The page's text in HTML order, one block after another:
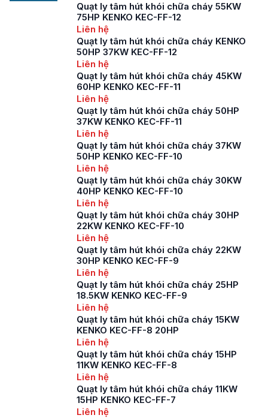
Quạt ly tâm hút khói chữa cháy 55KW
75HP KENKO KEC-FF-12
Liên hệ
Quạt ly tâm hút khói chữa cháy KENKO
50HP 37KW KEC-FF-12
Liên hệ
Quạt ly tâm hút khói chữa cháy 45KW
60HP KENKO KEC-FF-11
Liên hệ
Quạt ly tâm hút khói chữa cháy 50HP
37KW KENKO KEC-FF-11
Liên hệ
Quạt ly tâm hút khói chữa cháy 37KW
50HP KENKO KEC-FF-10
Liên hệ
Quạt ly tâm hút khói chữa cháy 30KW
40HP KENKO KEC-FF-10
Liên hệ
Quạt ly tâm hút khói chữa cháy 30HP
22KW KENKO KEC-FF-10
Liên hệ
Quạt ly tâm hút khói chữa cháy 22KW
30HP KENKO KEC-FF-9
Liên hệ
Quạt ly tâm hút khói chữa cháy 25HP
18.5KW KENKO KEC-FF-9
Liên hệ
Quạt ly tâm hút khói chữa cháy 15KW
KENKO KEC-FF-8 20HP
Liên hệ
Quạt ly tâm hút khói chữa cháy 15HP
11KW KENKO KEC-FF-8
Liên hệ
Quạt ly tâm hút khói chữa cháy 11KW
15HP KENKO KEC-FF-7
Liên hệ